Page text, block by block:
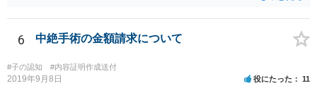
育費の増額調停を起こすこともできます。 仮に中絶する場合でも、相
手方が妊娠について話し合いをしっかりしてくれない場合には、慰謝
料請求などもできる可能性があります。 いずれにせよ、親御さんとの
関わりが不可欠となると思われますので、一度話し合った上で、法律
事務所へ早めのご相談をされたほうがよろしいかと思います。
6 中絶手術の金額請求について
#子の認知 #内容証明作成送付
2019年9月8日 役にたった 11